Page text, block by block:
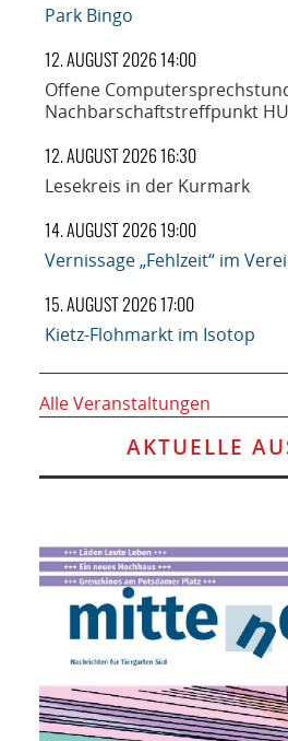
Park Bingo
12. AUGUST 2026 14:00
Offene
Nachbarschaftstreffpunkt
12. AUGUST 2026 16:30
Lesekreis in der Kurmark
14. AUGUST 2026 19:00
Vernissage „Fehlzeit“ im
15. AUGUST 2026 17:00
Kietz-Flohmarkt im Isotop
Alle Veranstaltungen
AKTUELLE